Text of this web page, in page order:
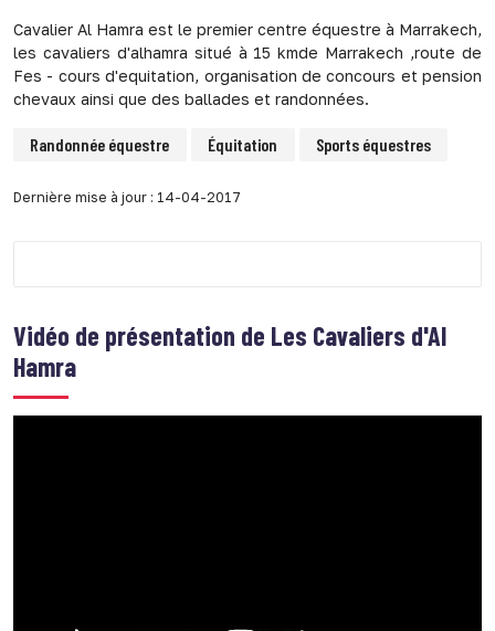
Cavalier Al Hamra est le premier centre équestre à Marrakech,
les cavaliers d'alhamra situé à 15 kmde Marrakech ,route de
Fes - cours d'equitation, organisation de concours et pension
chevaux ainsi que des ballades et randonnées.
Randonnée équestre Équitation Sports équestres
Dernière mise à jour : 14-04-2017
Vidéo de présentation de Les Cavaliers d'Al
Hamra